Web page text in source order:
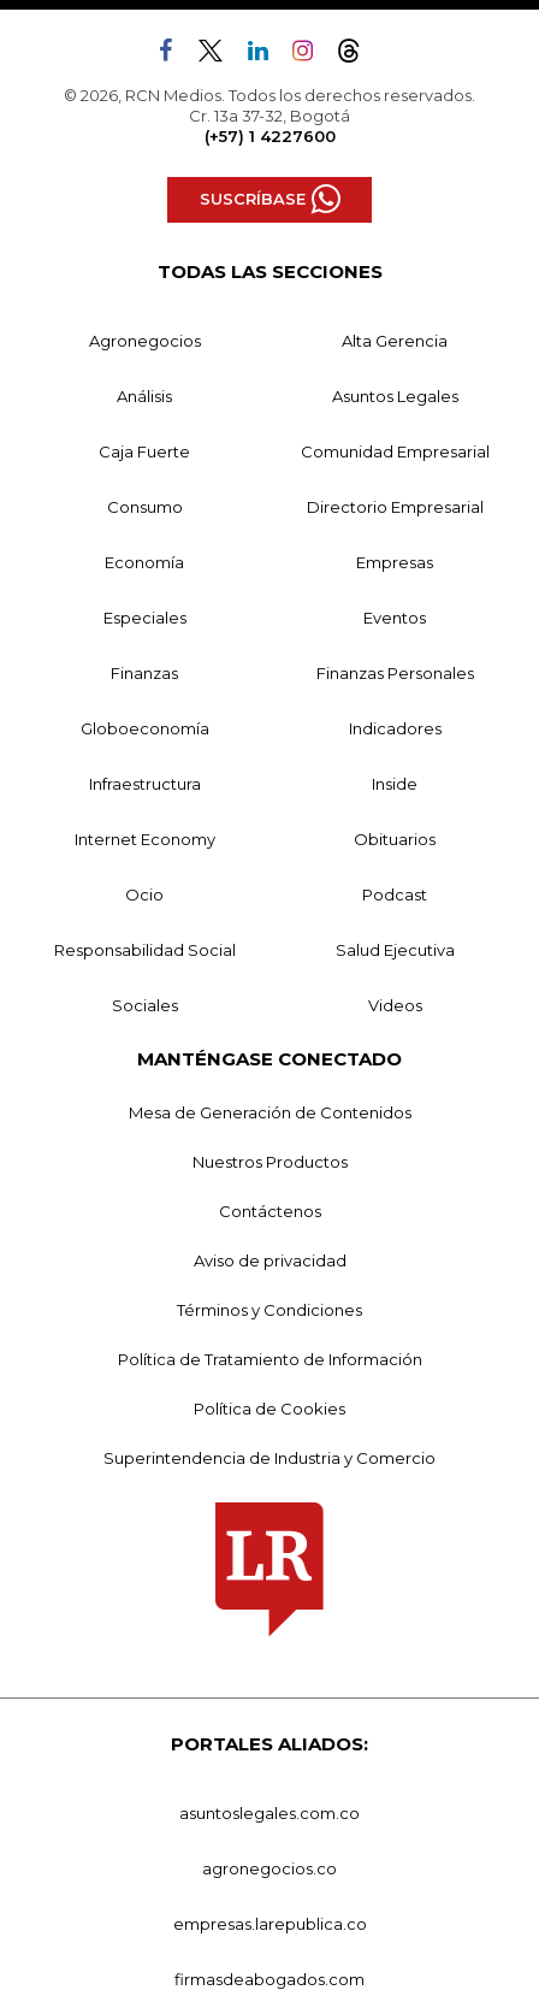
© 2026, RCN Medios. Todos los derechos reservados.
Cr. 13a 37-32, Bogotá
(+57) 1 4227600
SUSCRÍBASE
TODAS LAS SECCIONES
Agronegocios Alta Gerencia
Análisis Asuntos Legales
Caja Fuerte Comunidad Empresarial
Consumo Directorio Empresarial
Economía Empresas
Especiales Eventos
Finanzas Finanzas Personales
Globoeconomía Indicadores
Infraestructura Inside
Internet Economy Obituarios
Ocio Podcast
Responsabilidad Social Salud Ejecutiva
Sociales Videos
MANTÉNGASE CONECTADO
Mesa de Generación de Contenidos
Nuestros Productos
Contáctenos
Aviso de privacidad
Términos y Condiciones
Política de Tratamiento de Información
Política de Cookies
Superintendencia de Industria y Comercio
PORTALES ALIADOS:
asuntoslegales.com.co
agronegocios.co
empresas.larepublica.co
firmasdeabogados.com